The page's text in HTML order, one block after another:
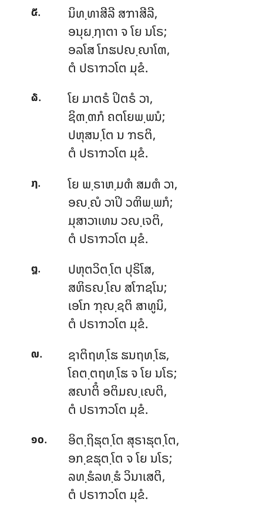
໕. ນິທ຺ທາສີລີສຠາສີລີ,
ອນຸຏ຺ຐາຕາ ຈ ໂຍ ນໂຣ;
ອລໂສ ໂກຘປຎ຺ຎາໂຓ,
ຕໍ ປຣາຠວໂຕ ມຸຂໍ.
໖. ໂຍມາຕຣໍ ປິຕຣໍ ວາ,
ຊິຓ຺ຓກໍ ຄຕໂຍພ຺ພນໍ;
ປຫຸສນ຺ໂຕ ນ ຠຣຕິ,
ຕໍ ປຣາຠວໂຕ ມຸຂໍ.
໗. ໂຍ ພ຺ຣາຫ຺ມຓໍ ສມຓໍ ວາ,
ອຎ຺ຎໍ ວາປິ ວຓິພ຺ພກໍ;
ມຸສາວາເທນ ວຎ຺ເຈຕິ,
ຕໍ ປຣາຠວໂຕ ມຸຂໍ.
໘. ປຫຸຕວິຕ຺ໂຕ ປຸຣິໂສ,
ສຫິຣຎ຺ໂຎ ສໂຠຊໂນ;
ເອໂກ ຠຸຎ຺ຊຕິ ສາທູນິ,
ຕໍ ປຣາຠວໂຕ ມຸຂໍ.
໙. ຊາຕິຖທ຺ໂຘ ຘນຖທ຺ໂຘ,
ໂຄຕ຺ຕຖທ຺ໂຘ ຈ ໂຍ ນໂຣ;
ສຎາຕິໍ ອຕິມຎ຺ເຎຕິ,
ຕໍ ປຣາຠວໂຕ ມຸຂໍ.
໑໐. ອິຕ຺ຖິຘຸຕ຺ໂຕ ສຸຣາຘຸຕ຺ໂຕ,
ອກ຺ຂຘຸຕ຺ໂຕ ຈ ໂຍ ນໂຣ;
ລທ຺ຘໍລທ຺ຘໍ ວິນາເສຕິ,
ຕໍ ປຣາຠວໂຕ ມຸຂໍ.